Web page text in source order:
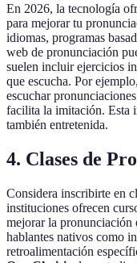
En 2026, la tecnología
para mejorar tu
idiomas, programas
web de pronunciación
suelen incluir ejercicios
que escucha. Por
escuchar
facilita la imitación. Esta
también entretenida.
4. Clases de
Considera inscribirte en
instituciones ofrecen
mejorar la pronunciación
hablantes nativos como
retroalimentación